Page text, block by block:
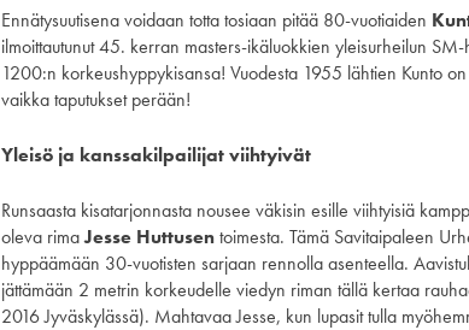
Ennätysuutisena voidaan totta tosiaan pitää 80-vuotiaiden
ilmoittautunut 45. kerran masters-ikäluokkien yleisurheilun
1200:n korkeushyppykisansa! Vuodesta 1955 lähtien Kunto
vaikka taputukset perään!
Yleisö ja kanssakilpailijat viihtyivät
Runsaasta kisatarjonnasta nousee väkisin esille viihtyisiä
oleva rimaJesse Huttusentoimesta. Tämä Savitaipaleen
hyppäämään 30-vuotisten sarjaan rennolla asenteella.
jättämään 2 metrin korkeudelle viedyn riman tällä kertaa
2016 Jyväskylässä). Mahtavaa Jesse, kun lupasit tulla